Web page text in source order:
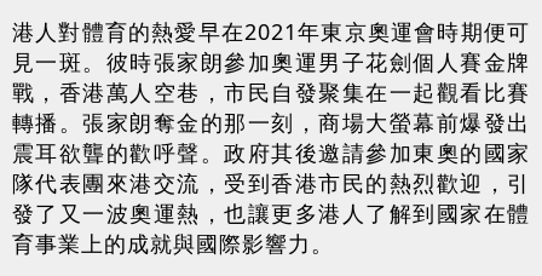
港人對體育的熱愛早在2021年東京奧運會時期便可
見一斑。彼時張家朗參加奧運男子花劍個人賽金牌
戰，香港萬人空巷，市民自發聚集在一起觀看比賽
轉播。張家朗奪金的那一刻，商場大螢幕前爆發出
震耳欲聾的歡呼聲。政府其後邀請參加東奧的國家
隊代表團來港交流，受到香港市民的熱烈歡迎，引
發了又一波奧運熱，也讓更多港人了解到國家在體
育事業上的成就與國際影響力。